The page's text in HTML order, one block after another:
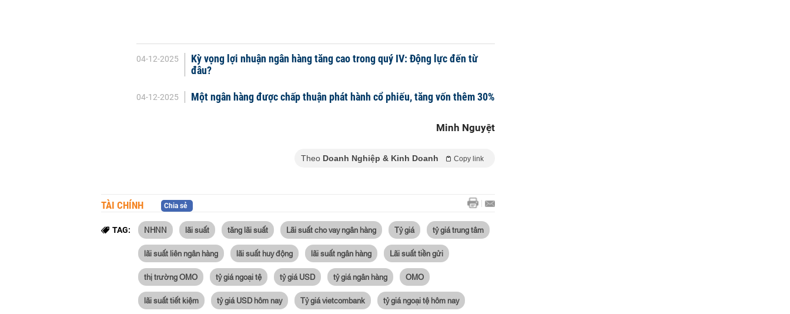
04-12-2025
Kỳ vọng lợi nhuận ngân hàng tăng cao trong quý IV: Động lực đến từ
đâu?
04-12-2025 Một ngân hàng được chấp thuận phát hành cổ phiếu, tăng vốn thêm 30%
Minh Nguyệt
Theo Doanh Nghiệp & Kinh Doanh Copy link
TÀI CHÍNH Chia sẻ
TAG: NHNN lãi suất tăng lãi suất Lãi suất cho vay ngân hàng Tỷ giá tỷ giá trung tâm
lãi suất liên ngân hàng lãi suất huy động lãi suất ngân hàng Lãi suất tiền gửi
thị trường OMO tỷ giá ngoại tệ tỷ giá USD tỷ giá ngân hàng OMO
lãi suất tiết kiệm tỷ giá USD hôm nay Tỷ giá vietcombank tỷ giá ngoại tệ hôm nay